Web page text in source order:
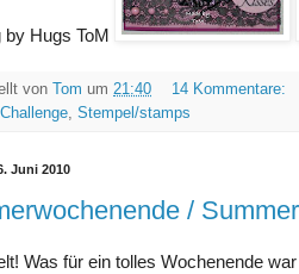
by Hugs ToM
von Tom um 21:40
14 Kommentare:
Challenge, Stempel/stamps
Juni 2010
/
Was für ein tolles Wochenende